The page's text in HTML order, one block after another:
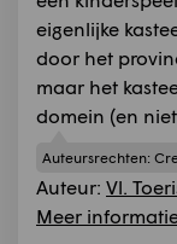
eigenlijke
door het
maar het
domein (en
Auteursrechten:
Auteur: Vl.
Meer